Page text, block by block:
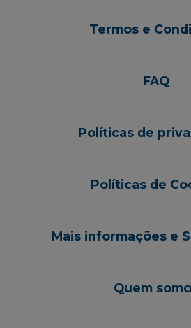
Termos e
FAQ
Políticas de
Políticas de
Mais informações e
Quem